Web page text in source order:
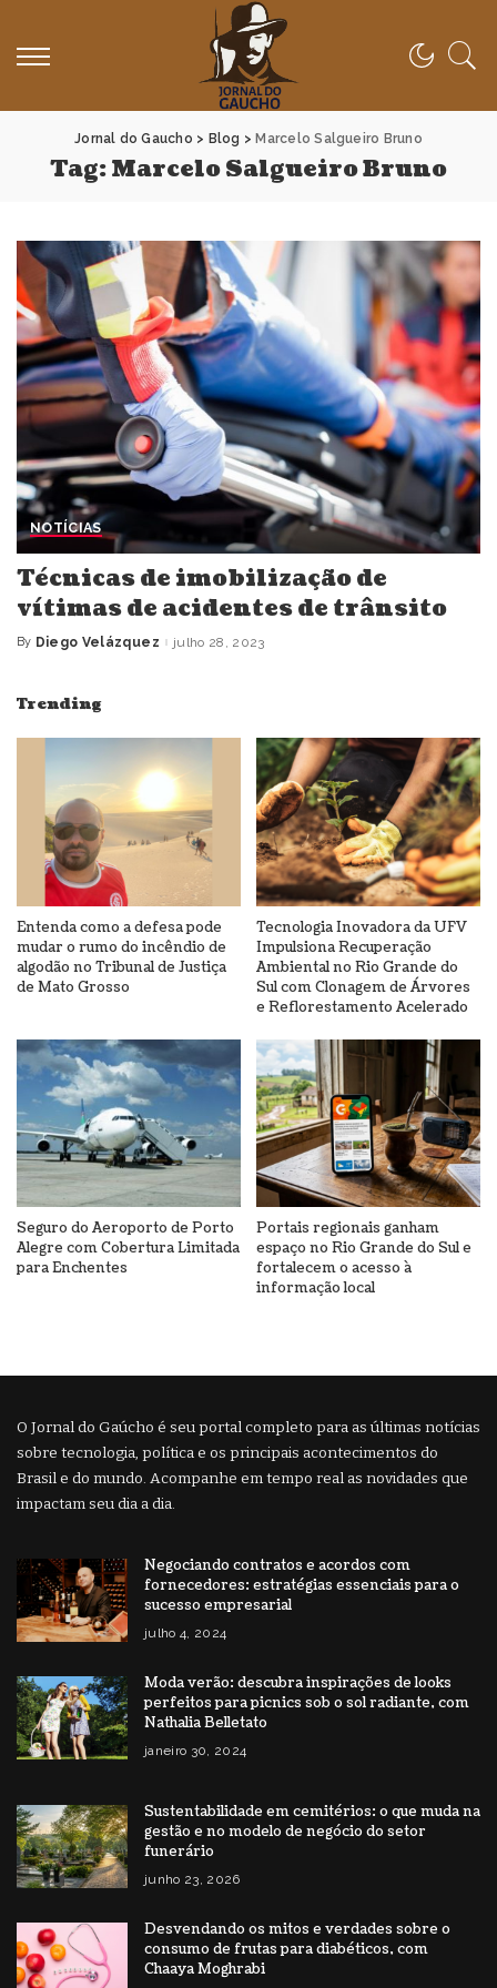
Jornal do Gaucho > Blog > Marcelo Salgueiro Bruno
Tag:Marcelo Salgueiro Bruno
NOTÍCIAS
Técnicas de imobilização de
vítimas de acidentes de trânsito
Posted
By Diego Velázquez julho 28, 2023
Trending
Entenda como a defesa pode
mudar o rumo do incêndio de
algodão no Tribunal de Justiça
de Mato Grosso
Tecnologia Inovadora da UFV
Impulsiona Recuperação
Ambiental no Rio Grande do
Sul com Clonagem de Árvores
e Reflorestamento Acelerado
Seguro do Aeroporto de Porto
Alegre com Cobertura Limitada
para Enchentes
Portais regionais ganham
espaço no Rio Grande do Sul e
fortalecem o acesso à
informação local
O Jornal do Gaúcho é seu portal completo para as últimas notícias
sobre tecnologia, política e os principais acontecimentos do
Brasil e do mundo. Acompanhe em tempo real as novidades que
impactam seu dia a dia.
Negociando contratos e acordos com
fornecedores: estratégias essenciais para o
sucesso empresarial
julho 4, 2024
Moda verão: descubra inspirações de looks
perfeitos para picnics sob o sol radiante, com
Nathalia Belletato
janeiro 30, 2024
Sustentabilidade em cemitérios: o que muda na
gestão e no modelo de negócio do setor
funerário
junho 23, 2026
Desvendando os mitos e verdades sobre o
consumo de frutas para diabéticos, com
Chaaya Moghrabi